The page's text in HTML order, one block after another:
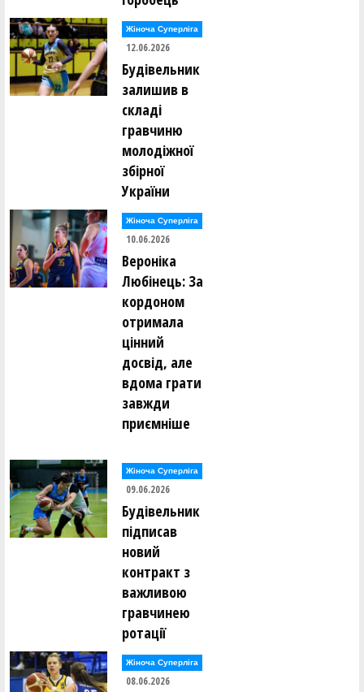
Жіноча Суперліга
12.06.2026
Будівельник
залишив в
складі
гравчиню
молодіжної
збірної
України
Жіноча Суперліга
10.06.2026
Вероніка
Любінець: За
кордоном
отримала
цінний
досвід, але
вдома грати
завжди
приємніше
Жіноча Суперліга
09.06.2026
Будівельник
підписав
новий
контракт з
важливою
гравчинею
ротації
Жіноча Суперліга
08.06.2026